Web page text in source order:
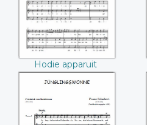
Hodie apparuit
(Roland de Lassus)
Jünglingswonne